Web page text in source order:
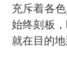
充斥着各
始终刻板
就在目的地